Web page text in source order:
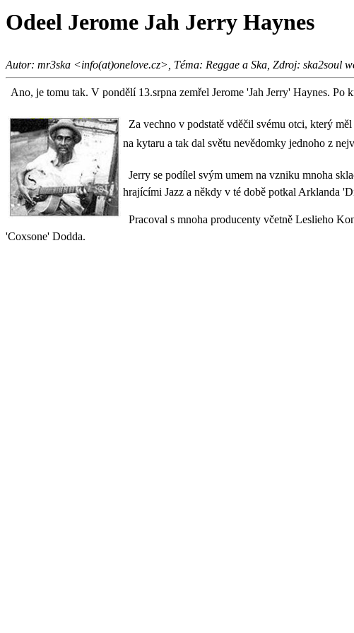
Odeel Jerome Jah Jerry Haynes
Autor: mr3ska <info(at)onelove.cz>, Téma: Reggae a Ska, Zdroj: ska2soul
Ano, je tomu tak. V pondělí 13.srpna zemřel Jerome 'Jah Jerry' Haynes. Po
Za vechno v podstatě vděčil svému otci, který
na kytaru a tak dal světu nevědomky jednoho z
Jerry se podílel svým umem na vzniku mnoha
hrajícími Jazz a někdy v té době potkal Arklanda
Pracoval s mnoha producenty včetně Leslieho
'Coxsone' Dodda.